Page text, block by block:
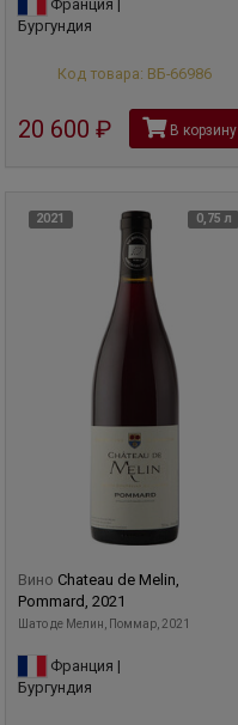
Франция |
Бургундия
Код товара: ВБ-66986
20 600 рубВ корзину
2021 0,75 л
Вино Chateau de Melin,
Pommard, 2021
Шато де Мелин, Поммар, 2021
Франция |
Бургундия